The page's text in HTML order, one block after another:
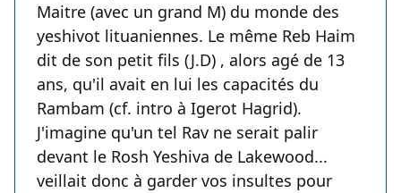
Maitre (avec un grand M) du monde des
yeshivot lituaniennes. Le même Reb Haim
dit de son petit fils (J.D) , alors agé de 13
ans, qu'il avait en lui les capacités du
Rambam (cf. intro à Igerot Hagrid).
J'imagine qu'un tel Rav ne serait palir
devant le Rosh Yeshiva de Lakewood...
veillait donc à garder vos insultes pour